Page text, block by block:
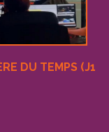
DU TEMPS (J1